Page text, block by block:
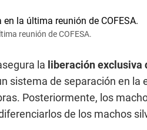
reunión de COFESA.
la liberación
sistema de separación en la
Posteriormente, los
de los machos